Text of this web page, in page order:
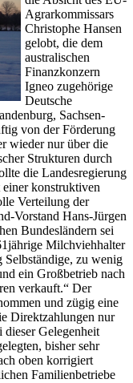
Agrarkommissars
Christophe Hansen
gelobt, die dem
australischen
Finanzkonzern
Igneo zugehörige
Deutsche
Sachsen-
von der Förderung
wieder nur über die
Strukturen durch
die Landesregierung
einer konstruktiven
Verteilung der
Vorstand Hans-Jürgen
Bundesländern sei
Milchviehhalter
zu wenig
ein Großbetrieb nach
verkauft.“ Der
und zügig eine
Direktzahlungen nur
dieser Gelegenheit
bisher sehr
oben korrigiert
Familienbetriebe